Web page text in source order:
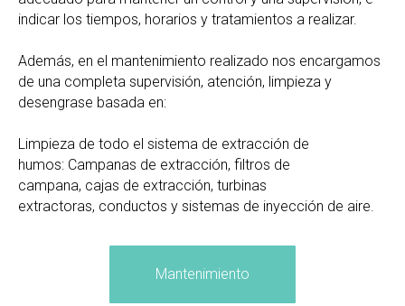
indicar los tiempos, horarios y tratamientos a realizar.
Además, en el mantenimiento realizado nos encargamos
de una completa supervisión, atención, limpieza y
desengrase basada en:
Limpieza de todo el sistema de extracción de
humos: Campanas de extracción, filtros de
campana, cajas de extracción, turbinas
extractoras, conductos y sistemas de inyección de aire.
Mantenimiento